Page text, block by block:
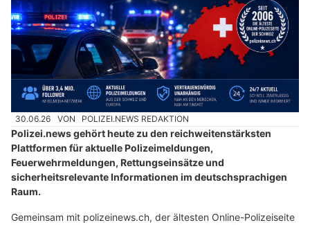
30.06.26 VON POLIZEI.NEWS REDAKTION
Polizei.news gehört heute zu den reichweitenstärksten
Plattformen für aktuelle Polizeimeldungen,
Feuerwehrmeldungen, Rettungseinsätze und
sicherheitsrelevante Informationen im deutschsprachigen
Raum.
Gemeinsam mit polizeinews.ch, der ältesten Online-Polizeiseite